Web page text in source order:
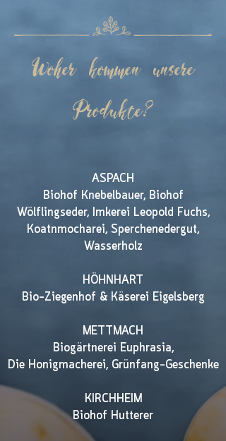
Woher kommen unsere
Produkte?
ASPACH
Biohof Knebelbauer, Biohof
Wölflingseder, Imkerei Leopold Fuchs,
Koatnmocharei, Sperchenedergut,
Wasserholz
HÖHNHART
Bio-Ziegenhof & Käserei Eigelsberg
METTMACH
Biogärtnerei Euphrasia,
Die Honigmacherei, Grünfang-Geschenke
KIRCHHEIM
Biohof Hutterer